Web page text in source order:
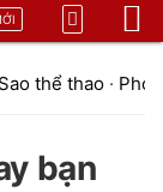
Sao thể thao ·
bạn